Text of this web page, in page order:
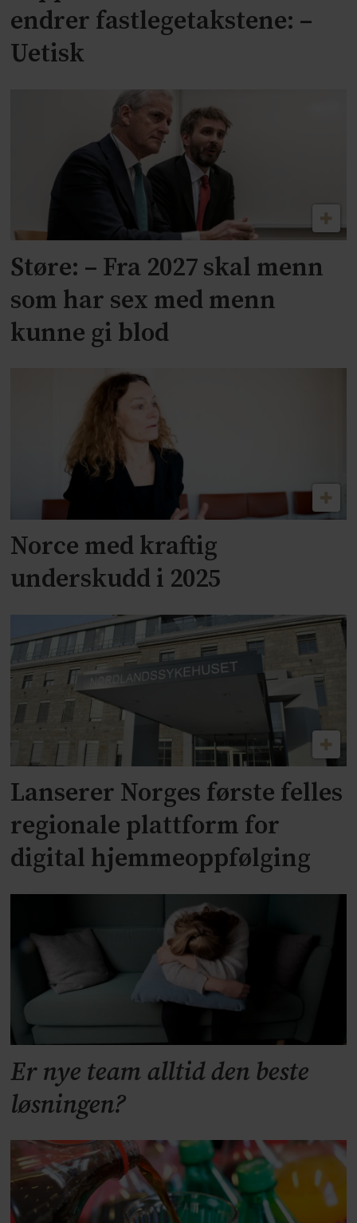
endrer fastlegetakstene: –
Uetisk
Støre: – Fra 2027 skal menn
som har sex med menn
kunne gi blod
Norce med kraftig
underskudd i 2025
Lanserer Norges første felles
regionale plattform for
digital hjemmeoppfølging
Er nye team alltid den beste
løsningen?